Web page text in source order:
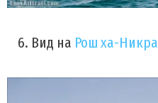
6. Вид на Рош ха-Никра